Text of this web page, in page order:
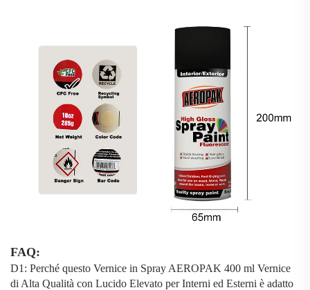
FAQ:
D1: Perché questo Vernice in Spray AEROPAK 400 ml Vernice
di Alta Qualità con Lucido Elevato per Interni ed Esterni è adatto